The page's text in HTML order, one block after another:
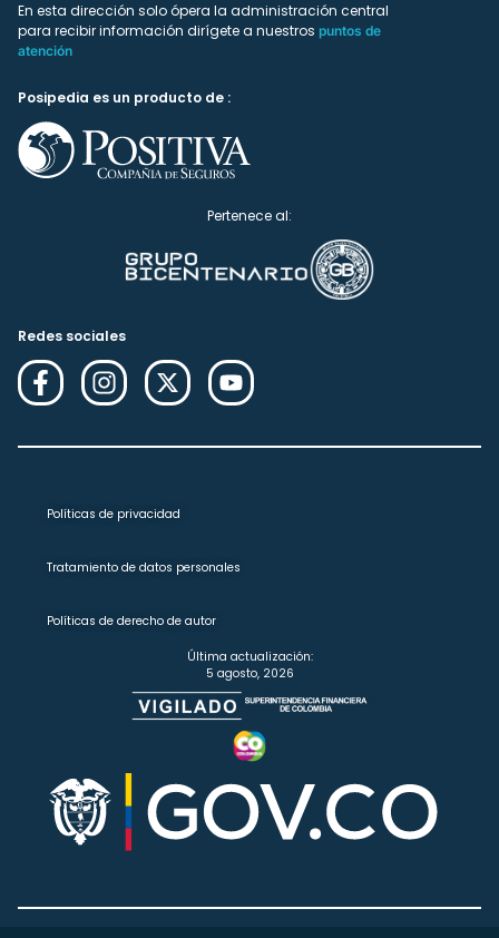
En esta dirección solo ópera la administración central
para recibir información dirígete a nuestros puntos de
atención
Posipedia es un producto de :
Pertenece al:
Redes sociales
Políticas de privacidad
Tratamiento de datos personales
Políticas de derecho de autor
Última actualización:
5 agosto, 2026